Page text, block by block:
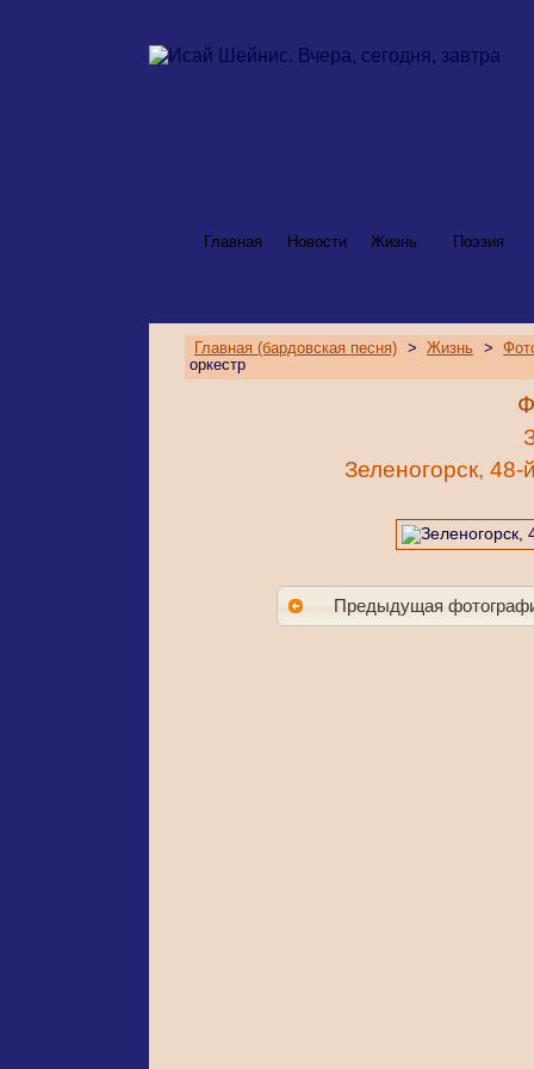
Главная Новости Жизнь Поэзия
Главная (бардовская песня) > Жизнь >
оркестр
Зеленогорск,
Предыдущая